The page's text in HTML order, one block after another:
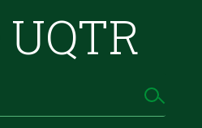
UQTR